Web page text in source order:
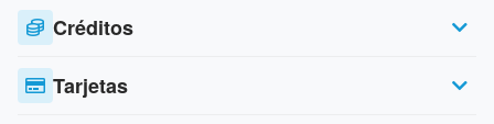
Créditos
Tarjetas